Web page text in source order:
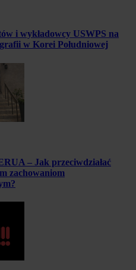
i wykładowcy USWPS na
w Korei Południowej
– Jak przeciwdziałać
zachowaniom